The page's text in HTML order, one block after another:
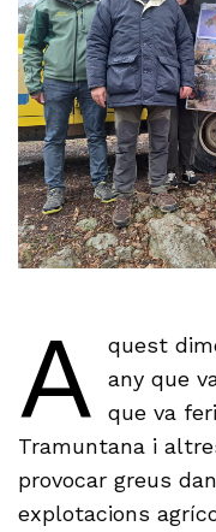
A
quest
any que
que va
Tramuntana i
provocar greus
explotacions